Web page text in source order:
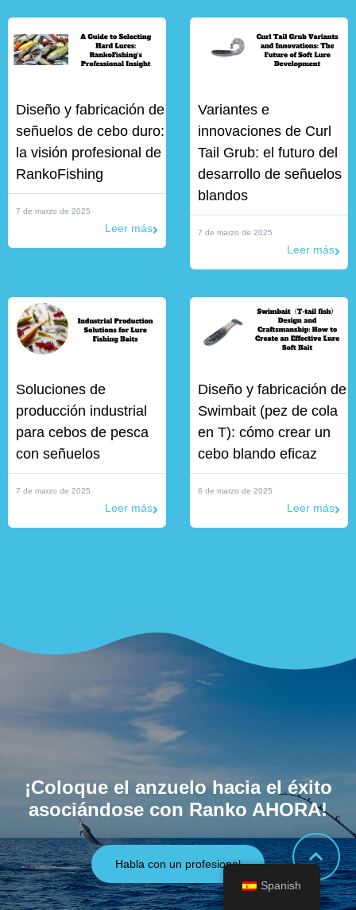
Diseño y fabricación de
señuelos de cebo duro:
la visión profesional de
RankoFishing
7 de marzo de 2025
Leer más
Variantes e
innovaciones de Curl
Tail Grub: el futuro del
desarrollo de señuelos
blandos
7 de marzo de 2025
Leer más
Soluciones de
producción industrial
para cebos de pesca
con señuelos
7 de marzo de 2025
Leer más
Diseño y fabricación de
Swimbait (pez de cola
en T): cómo crear un
cebo blando eficaz
6 de marzo de 2025
Leer más
¡Coloque el anzuelo hacia el éxito
asociándose con Ranko AHORA!
Habla con un profesional
Spanish